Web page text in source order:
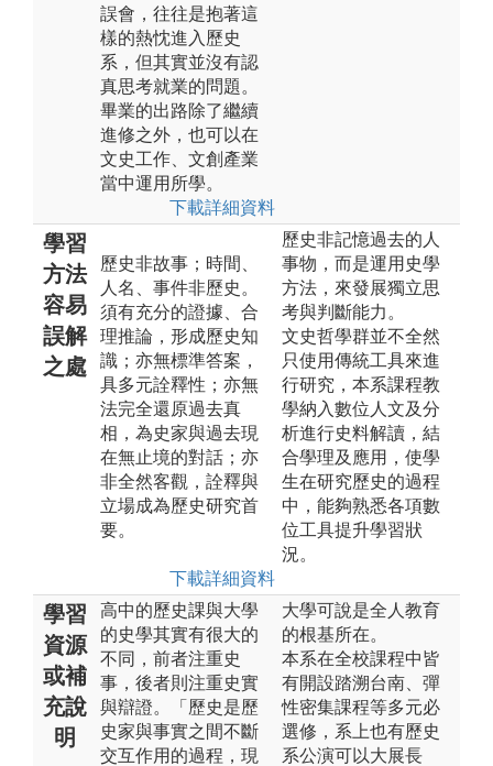
誤會，往往是抱著這
樣的熱忱進入歷史
系，但其實並沒有認
真思考就業的問題。
畢業的出路除了繼續
進修之外，也可以在
文史工作、文創產業
當中運用所學。
下載詳細資料
學習
方法
容易
誤解
之處
歷史非故事；時間、
人名、事件非歷史。
須有充分的證據、合
理推論，形成歷史知
識；亦無標準答案，
具多元詮釋性；亦無
法完全還原過去真
相，為史家與過去現
在無止境的對話；亦
非全然客觀，詮釋與
立場成為歷史研究首
要。
下載詳細資料
歷史非記憶過去的人
事物，而是運用史學
方法，來發展獨立思
考與判斷能力。
文史哲學群並不全然
只使用傳統工具來進
行研究，本系課程教
學納入數位人文及分
析進行史料解讀，結
合學理及應用，使學
生在研究歷史的過程
中，能夠熟悉各項數
位工具提升學習狀
況。
學習
資源
或補
充說
明
高中的歷史課與大學
的史學其實有很大的
不同，前者注重史
事，後者則注重史實
與辯證。「歷史是歷
史家與事實之間不斷
交互作用的過程，現
大學可說是全人教育
的根基所在。
本系在全校課程中皆
有開設踏溯台南、彈
性密集課程等多元必
選修，系上也有歷史
系公演可以大展長